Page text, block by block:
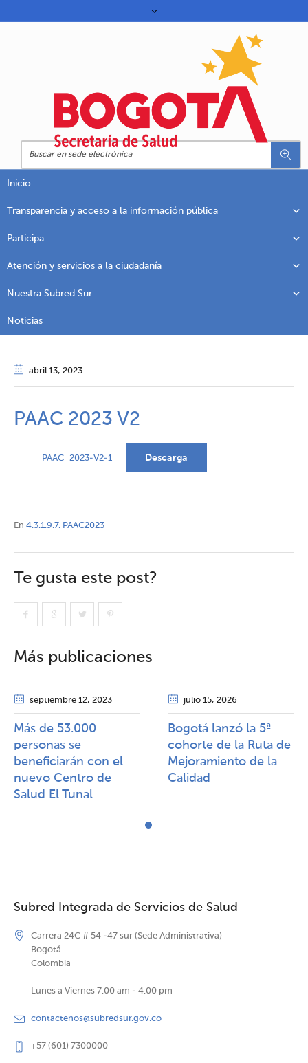
Inicio
Transparencia y acceso a la información pública
Participa
Atención y servicios a la ciudadanía
Nuestra Subred Sur
Noticias
abril 13, 2023
PAAC 2023 V2
PAAC_2023-V2-1 Descarga
En 4.3.1.9.7. PAAC2023
Te gusta este post?
Más publicaciones
septiembre 12, 2023
Más de 53.000
personas se
beneficiarán con el
nuevo Centro de
Salud El Tunal
julio 15, 2026
Bogotá lanzó la 5ª
cohorte de la Ruta de
Mejoramiento de la
Calidad​​
Subred Integrada de Servicios de Salud
Carrera 24C # 54 -47 sur (Sede Administrativa)
Bogotá
Colombia
Lunes a Viernes 7:00 am - 4:00 pm
contactenos@subredsur.gov.co
+57 (601) 7300000